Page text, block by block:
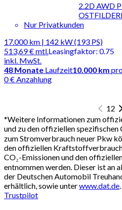
2.2D AWD
Nur Privatkunden
17.000 km | 142 kW (193 PS)
513,69 €mtl.
inkl. MwSt.
Leasingfaktor: 0.75
48 Monate Laufzeit10.000 km
0 € Anzahlung
12
*Weitere Informationen zum
und zu den offiziellen spezifischen
zum Stromverbrauch neuer Pkw
den offiziellen
CO₂-Emissionen und den
entnommen werden. Dieser ist an
der Deutschen Automobil
erhältlich, sowie unterwww.dat.de
Trustpilot